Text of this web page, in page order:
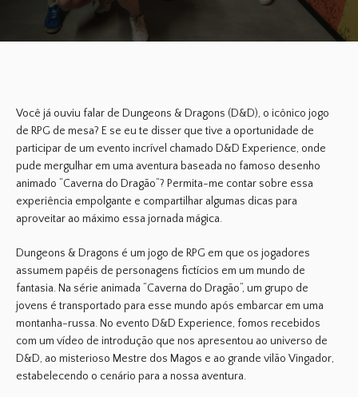
Você já ouviu falar de Dungeons & Dragons (D&D), o icônico jogo
de RPG de mesa? E se eu te disser que tive a oportunidade de
participar de um evento incrível chamado D&D Experience, onde
pude mergulhar em uma aventura baseada no famoso desenho
animado “Caverna do Dragão“? Permita-me contar sobre essa
experiência empolgante e compartilhar algumas dicas para
aproveitar ao máximo essa jornada mágica.
Dungeons & Dragons é um jogo de RPG em que os jogadores
assumem papéis de personagens fictícios em um mundo de
fantasia. Na série animada “Caverna do Dragão“, um grupo de
jovens é transportado para esse mundo após embarcar em uma
montanha-russa. No evento D&D Experience, fomos recebidos
com um vídeo de introdução que nos apresentou ao universo de
D&D, ao misterioso Mestre dos Magos e ao grande vilão Vingador,
estabelecendo o cenário para a nossa aventura.